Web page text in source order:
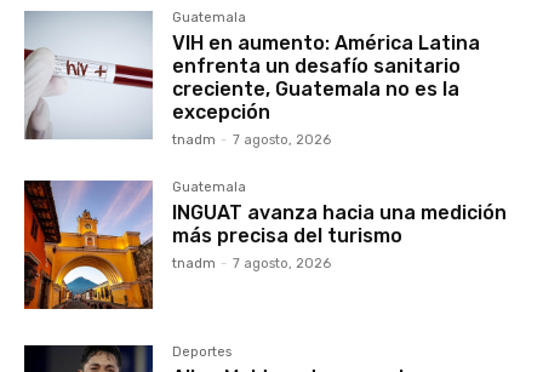
Guatemala
VIH en aumento: América Latina
enfrenta un desafío sanitario
creciente, Guatemala no es la
excepción
tnadm - 7 agosto, 2026
Guatemala
INGUAT avanza hacia una medición
más precisa del turismo
tnadm - 7 agosto, 2026
Deportes